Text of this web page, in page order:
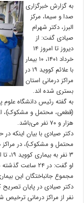
به گزارش خبرگزاری
صدا و سیما، مرکز
البرز، دکتر شهرام
صیادی گفت: از
دیروز تا امروز ۱۴
خرداد ۱۴۰۱، ۱۰ بیمار
با علائم کووید ۱۹ در
مراکز درمانی استان
بستری شده اند.
به گفته رئیس دانشگاه
هزار و ۷۰ نفر می‌باشد.
محتمل و مشکوک)، در مراکز
۳ نفر به بیماری کووید ۱۹، تا این تاریخ قطعی شده است.
او گفت: در ۲۴
مجموع جانباختگان این بیماری در
نفر از مراکز درمانی ترخیص